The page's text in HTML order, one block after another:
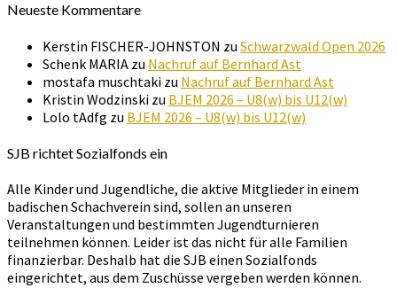
Neueste Kommentare
Kerstin FISCHER-JOHNSTON zu Schwarzwald Open 2026
Schenk MARIA zu Nachruf auf Bernhard Ast
mostafa muschtaki zu Nachruf auf Bernhard Ast
Kristin Wodzinski zu BJEM 2026 – U8(w) bis U12(w)
Lolo tAdfg zu BJEM 2026 – U8(w) bis U12(w)
SJB richtet Sozialfonds ein
Alle Kinder und Jugendliche, die aktive Mitglieder in einem
badischen Schachverein sind, sollen an unseren
Veranstaltungen und bestimmten Jugendturnieren
teilnehmen können. Leider ist das nicht für alle Familien
finanzierbar. Deshalb hat die SJB einen Sozialfonds
eingerichtet, aus dem Zuschüsse vergeben werden können.